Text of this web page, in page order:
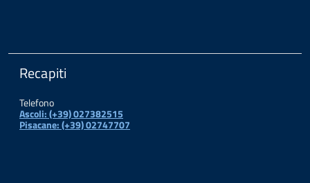
Recapiti
Telefono
Ascoli: (+39) 027382515
Pisacane: (+39) 02747707